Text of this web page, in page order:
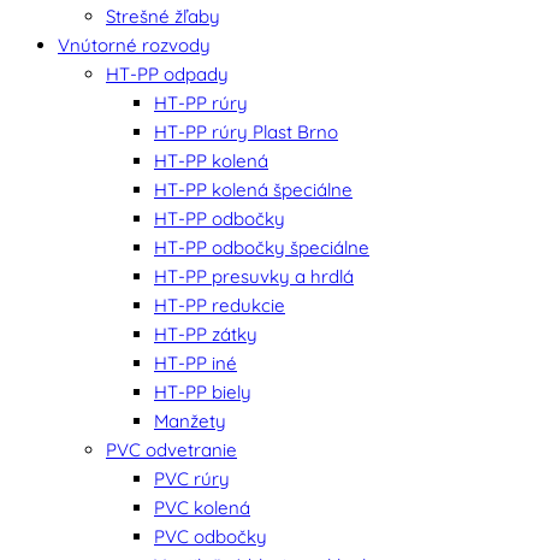
Strešné žľaby
Vnútorné rozvody
HT-PP odpady
HT-PP rúry
HT-PP rúry Plast Brno
HT-PP kolená
HT-PP kolená špeciálne
HT-PP odbočky
HT-PP odbočky špeciálne
HT-PP presuvky a hrdlá
HT-PP redukcie
HT-PP zátky
HT-PP iné
HT-PP biely
Manžety
PVC odvetranie
PVC rúry
PVC kolená
PVC odbočky